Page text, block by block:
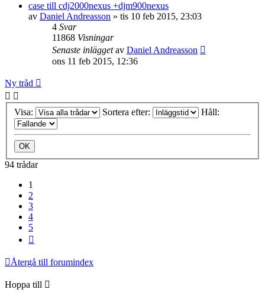
case till cdj2000nexus +djm900nexus
av Daniel Andreasson » tis 10 feb 2015, 23:03
4 Svar
11868 Visningar
Senaste inläggetav Daniel Andreasson
ons 11 feb 2015, 12:36
Ny tråd
Visa: Sortera efter: Håll:
94 trådar
1
2
3
4
5
Återgå till forumindex
Hoppa till